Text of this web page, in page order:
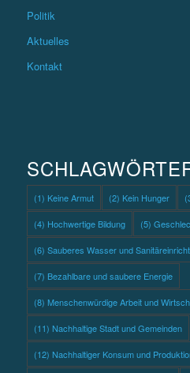
Politik
Aktuelles
Kontakt
(1) Keine Armut (2) Kein Hunger
(4) Hochwertige Bildung (5)
(6) Sauberes Wasser und
(7) Bezahlbare und saubere Energie
(8) Menschenwürdige Arbeit und
(11) Nachhaltige Stadt und Gemeinden
(12) Nachhaltiger Konsum und